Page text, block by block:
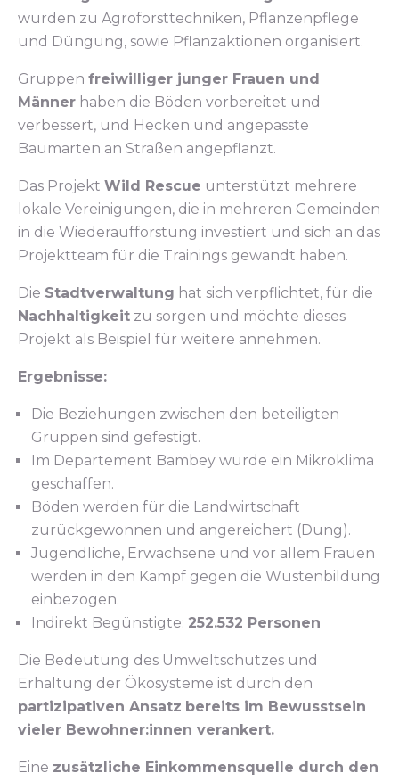
wurden zu Agroforsttechniken, Pflanzenpflege
und Düngung, sowie Pflanzaktionen organisiert.
Gruppen freiwilliger junger Frauen und
Männer haben die Böden vorbereitet und
verbessert, und Hecken und angepasste
Baumarten an Straßen angepflanzt.
Das Projekt Wild Rescue unterstützt mehrere
lokale Vereinigungen, die in mehreren Gemeinden
in die Wiederaufforstung investiert und sich an das
Projektteam für die Trainings gewandt haben.
Die Stadtverwaltung hat sich verpflichtet, für die
Nachhaltigkeit zu sorgen und möchte dieses
Projekt als Beispiel für weitere annehmen.
Ergebnisse:
Die Beziehungen zwischen den beteiligten
Gruppen sind gefestigt.
Im Departement Bambey wurde ein Mikroklima
geschaffen.
Böden werden für die Landwirtschaft
zurückgewonnen und angereichert (Dung).
Jugendliche, Erwachsene und vor allem Frauen
werden in den Kampf gegen die Wüstenbildung
einbezogen.
Indirekt Begünstigte: 252.532 Personen
Die Bedeutung des Umweltschutzes und
Erhaltung der Ökosysteme ist durch den
partizipativen Ansatz bereits im Bewusstsein
vieler Bewohner:innen verankert.
Eine zusätzliche Einkommensquelle durch den